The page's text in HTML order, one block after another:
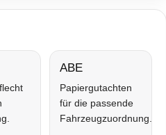
ABE
Papiergutachten
für die passende
Fahrzeugzuordnung.